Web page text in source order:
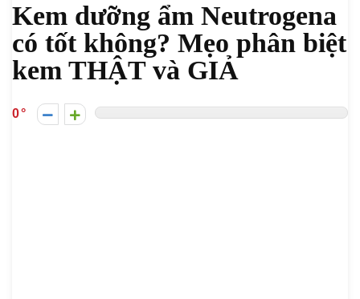
Kem dưỡng ẩm Neutrogena
có tốt không? Mẹo phân biệt
kem THẬT và GIẢ
0